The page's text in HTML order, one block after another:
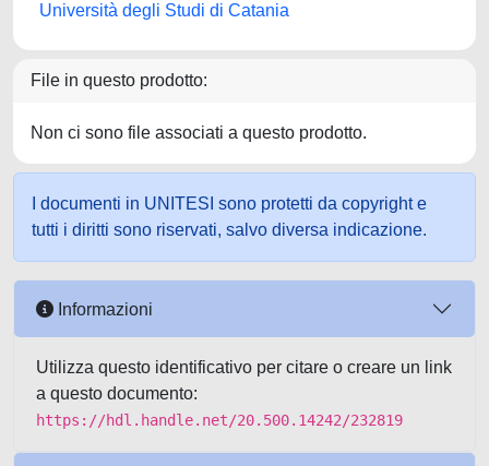
Università degli Studi di Catania
File in questo prodotto:
Non ci sono file associati a questo prodotto.
I documenti in UNITESI sono protetti da copyright e
tutti i diritti sono riservati, salvo diversa indicazione.
Informazioni
Utilizza questo identificativo per citare o creare un link
a questo documento:
https://hdl.handle.net/20.500.14242/232819